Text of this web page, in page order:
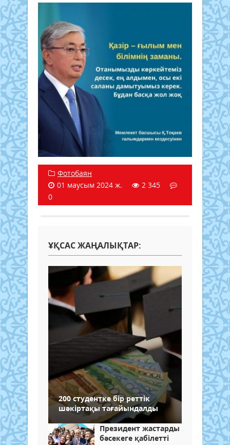
Фотобаян
01 маусым 2024 ж.
2 345
0
ҰҚСАС ЖАҢАЛЫҚТАР:
200 студентке бір реттік
шәкіртақы тағайындалды
Президент жастарды
бәсекеге қабілетті